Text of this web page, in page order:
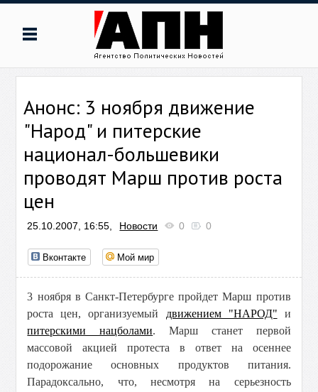
Анонс: 3 ноября движение
"Народ" и питерские
национал-большевики
проводят Марш против роста
цен
25.10.2007, 16:55, Новости 0 0
Вконтакте Мой мир
3 ноября в Санкт-Петербурге пройдет Марш против
роста цен, организуемый движением "НАРОД" и
питерскими нацболами. Марш станет первой
массовой акцией протеста в ответ на осеннее
подорожание основных продуктов питания.
Парадоксально, что, несмотря на серьезность